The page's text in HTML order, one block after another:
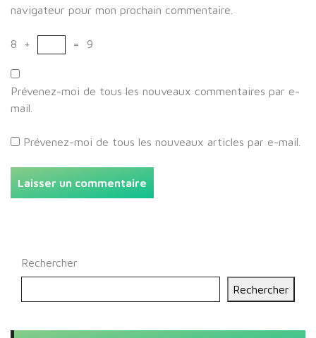
navigateur pour mon prochain commentaire.
8 + = 9
Prévenez-moi de tous les nouveaux commentaires par e-
mail.
Prévenez-moi de tous les nouveaux articles par e-mail.
Rechercher
Rechercher